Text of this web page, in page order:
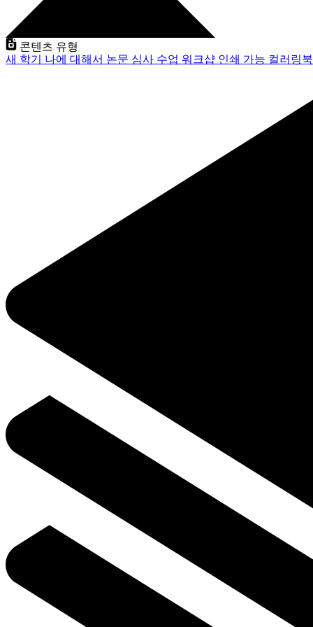
콘텐츠 유형
새 학기 나에 대해서 논문 심사 수업 워크샵 인쇄 가능 컬러링북